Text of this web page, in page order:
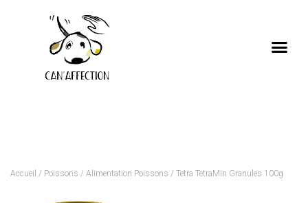
Accueil / Poissons / Alimentation Poissons / Tetra TetraMin Granules 100g